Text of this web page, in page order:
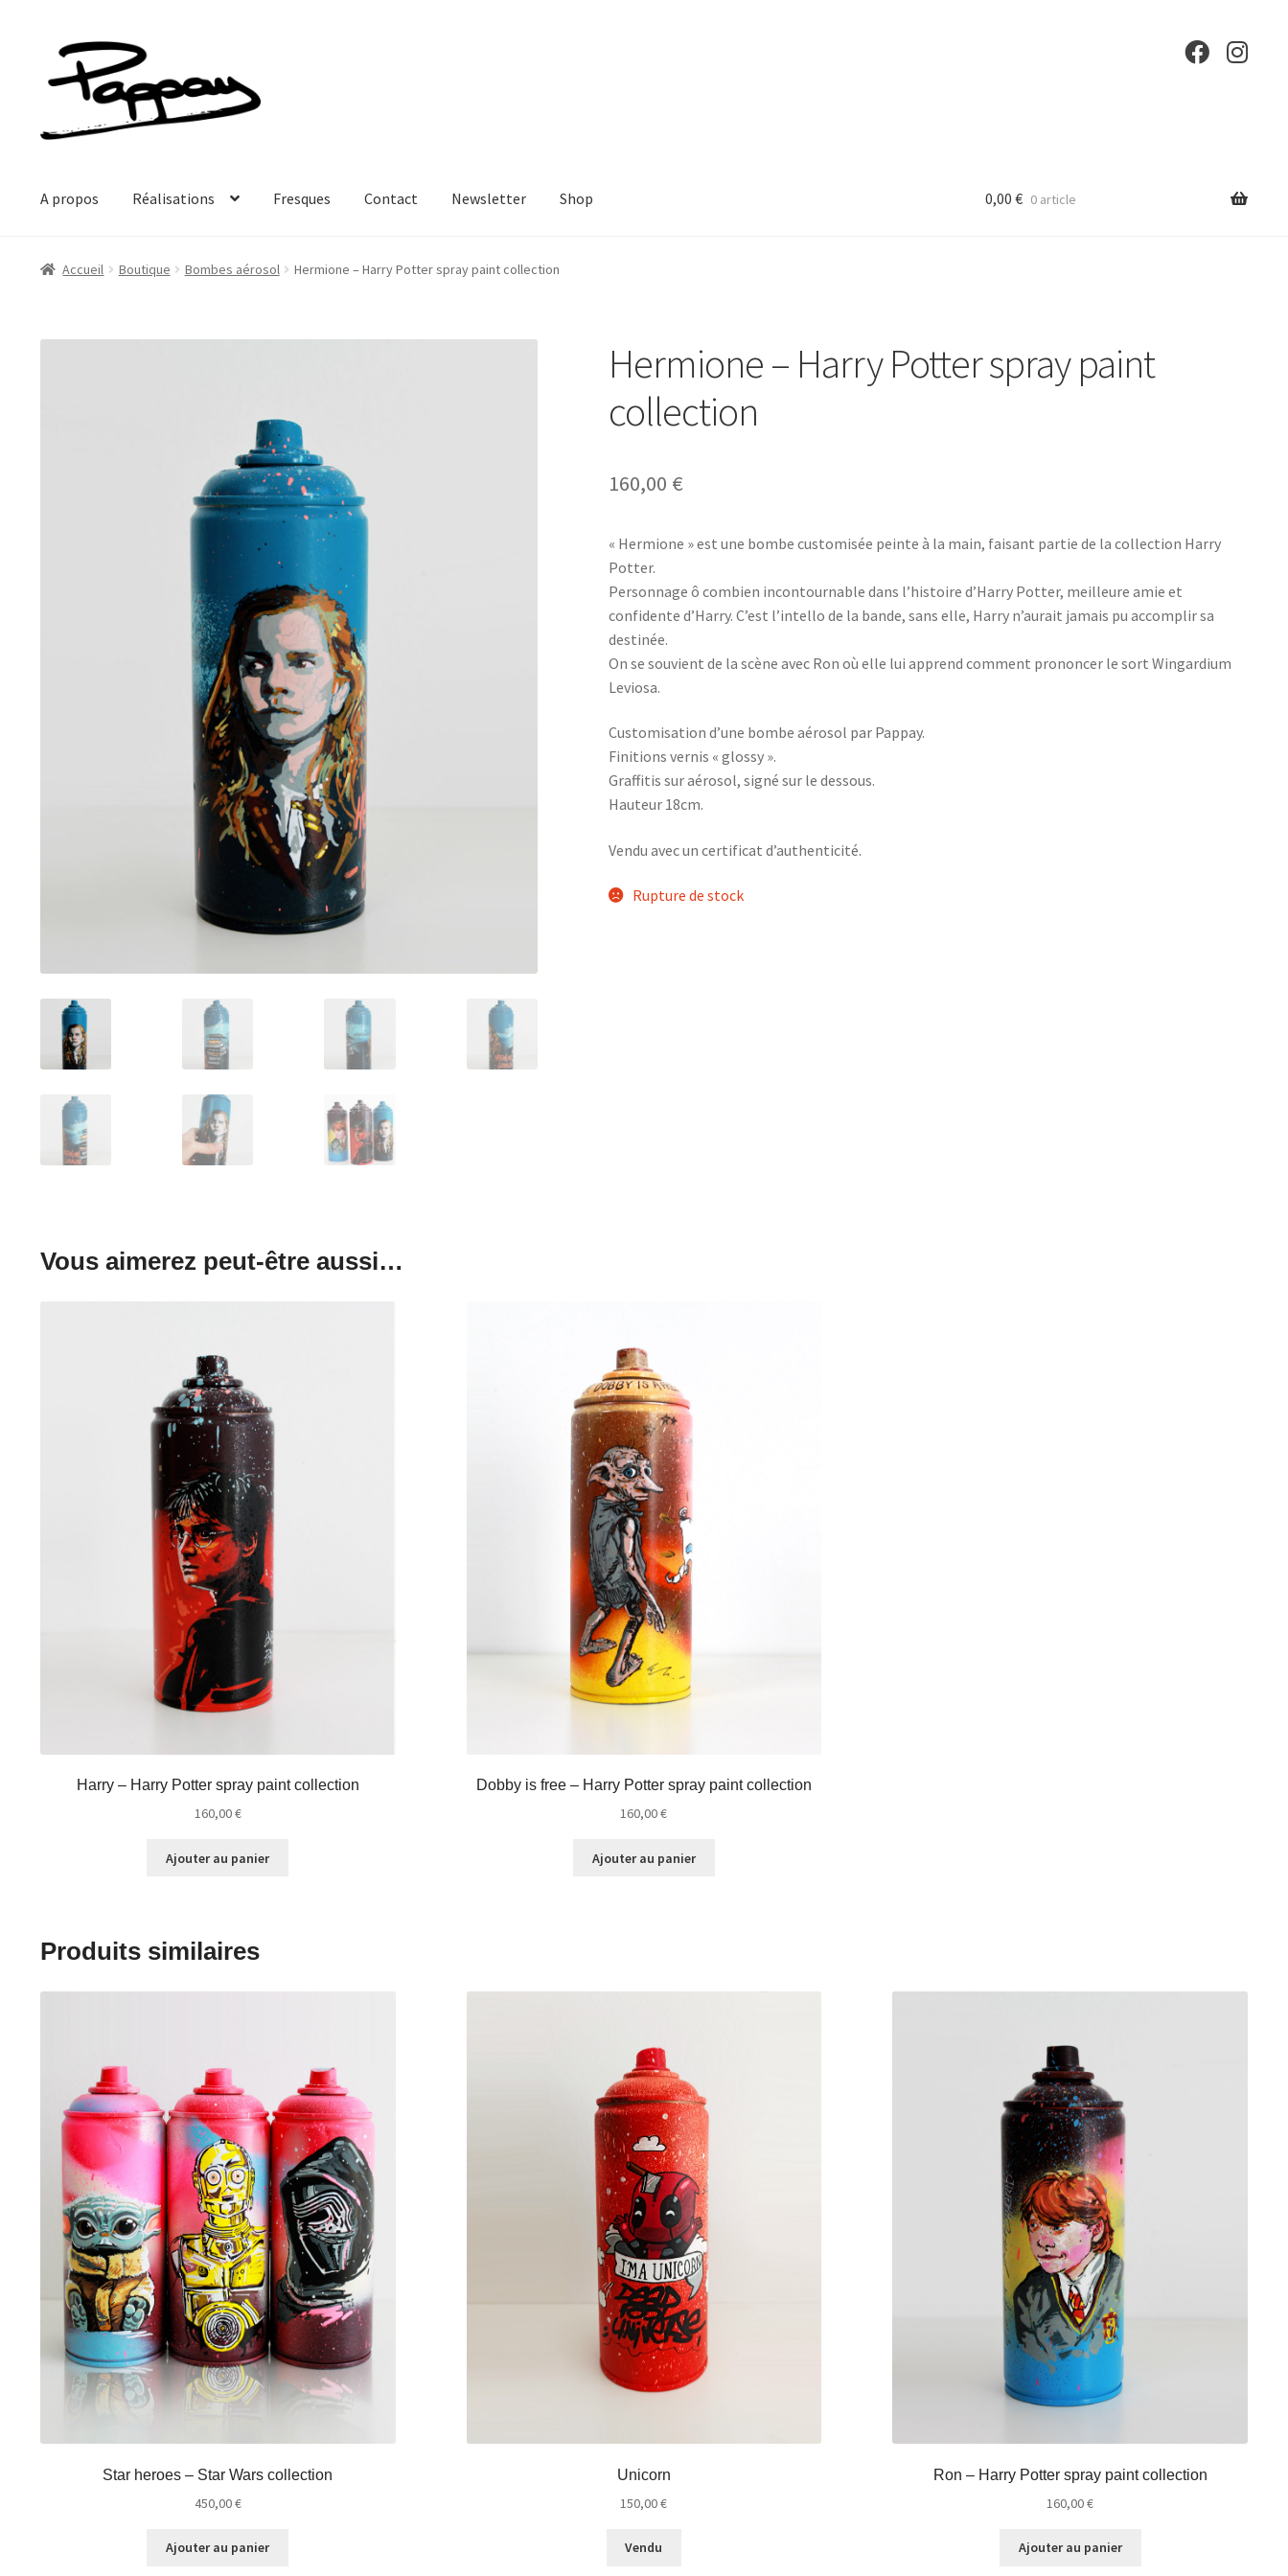
Aller
navigation
Aller
au
contenu
A propos Réalisations Fresques Contact Newsletter Shop 0,00€ 0 article
Accueil Boutique Bombes aérosol Hermione – Harry Potter spray paint collection
Hermione – Harry Potter spray paint
collection
160,00 €
« Hermione » est une bombe customisée peinte à la main, faisant partie de la collection Harry
Potter.
Personnage ô combien incontournable dans l’histoire d’Harry Potter, meilleure amie et
confidente d’Harry. C’est l’intello de la bande, sans elle, Harry n’aurait jamais pu accomplir sa
destinée.
On se souvient de la scène avec Ron où elle lui apprend comment prononcer le sort Wingardium
Leviosa.
Customisation d’une bombe aérosol par Pappay.
Finitions vernis « glossy ».
Graffitis sur aérosol, signé sur le dessous.
Hauteur 18cm.
Vendu avec un certificat d’authenticité.
Rupture de stock
Vous aimerez peut-être aussi…
Harry – Harry Potter spray paint collection
160,00€
Ajouter au panier
Dobby is free – Harry Potter spray paint collection
160,00€
Ajouter au panier
Produits similaires
Star heroes – Star Wars collection
450,00€
Ajouter au panier
Unicorn
150,00€
Vendu
Ron – Harry Potter spray paint collection
160,00€
Ajouter au panier